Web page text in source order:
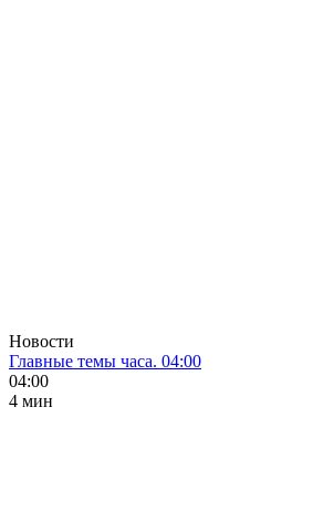
Новости
Главные темы часа. 04:00
04:00
4 мин